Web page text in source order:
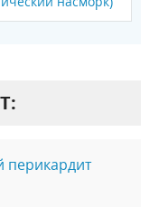
перикардит